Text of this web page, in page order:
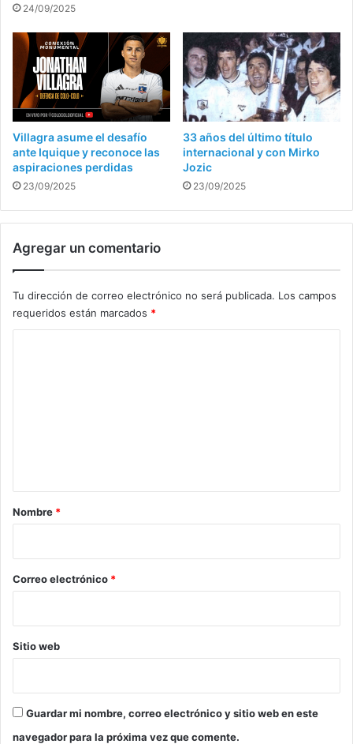
24/09/2025
Villagra asume el desafío
ante Iquique y reconoce las
aspiraciones perdidas
23/09/2025
33 años del último título
internacional y con Mirko
Jozic
23/09/2025
Agregar un comentario
Tu dirección de correo electrónico no será publicada. Los campos
requeridos están marcados *
r
*
Nombre *
Correo electrónico *
Sitio web
Guardar mi nombre, correo electrónico y sitio web en este
navegador para la próxima vez que comente.